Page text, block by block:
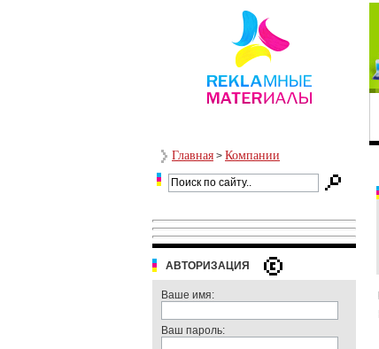
Главная > Компании
АВТОРИЗАЦИЯ
Ваше имя:
Ваш пароль: